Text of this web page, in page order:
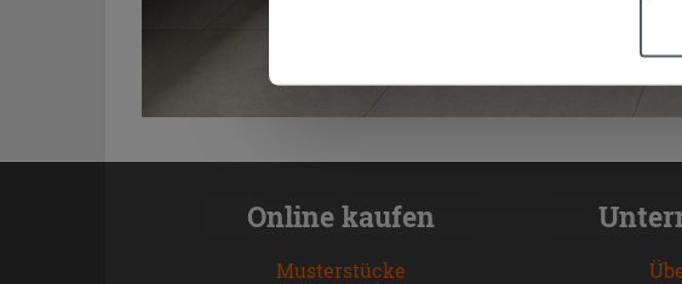
Online kaufen
Musterstücke